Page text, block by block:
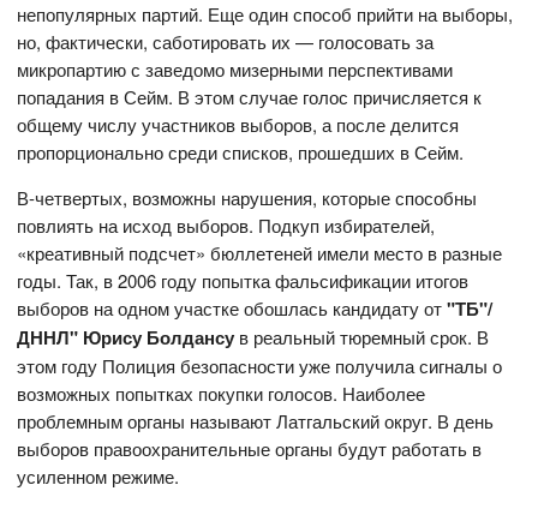
непопулярных партий. Еще один способ прийти на выборы,
но, фактически, саботировать их — голосовать за
микропартию с заведомо мизерными перспективами
попадания в Сейм. В этом случае голос причисляется к
общему числу участников выборов, а после делится
пропорционально среди списков, прошедших в Сейм.
В-четвертых, возможны нарушения, которые способны
повлиять на исход выборов. Подкуп избирателей,
«креативный подсчет» бюллетеней имели место в разные
годы. Так, в 2006 году попытка фальсификации итогов
выборов на одном участке обошлась кандидату от"ТБ"/
ДННЛ" Юрису Болдансу в реальный тюремный срок. В
этом году Полиция безопасности уже получила сигналы о
возможных попытках покупки голосов. Наиболее
проблемным органы называют Латгальский округ. В день
выборов правоохранительные органы будут работать в
усиленном режиме.